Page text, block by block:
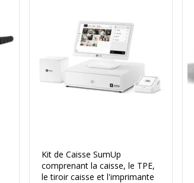
Kit de Caisse SumUp
comprenant la caisse, le TPE,
le tiroir caisse et l'imprimante